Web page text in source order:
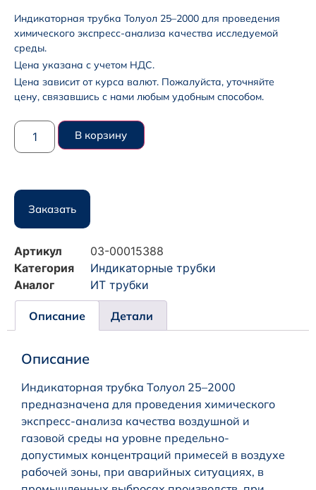
Индикаторная трубка Толуол 25–2000 для проведения
химического экспресс-анализа качества исследуемой
среды.
Цена указана с учетом НДС.
Цена зависит от курса валют. Пожалуйста, уточняйте
цену, связавшись с нами любым удобным способом.
В корзину
Заказать
Артикул
03-00015388
Категория
Индикаторные трубки
Аналог
ИТ трубки
Описание Детали
Описание
Индикаторная трубка Толуол 25–2000
предназначена для проведения химического
экспресс-анализа качества воздушной и
газовой среды на уровне предельно-
допустимых концентраций примесей в воздухе
рабочей зоны, при аварийных ситуациях, в